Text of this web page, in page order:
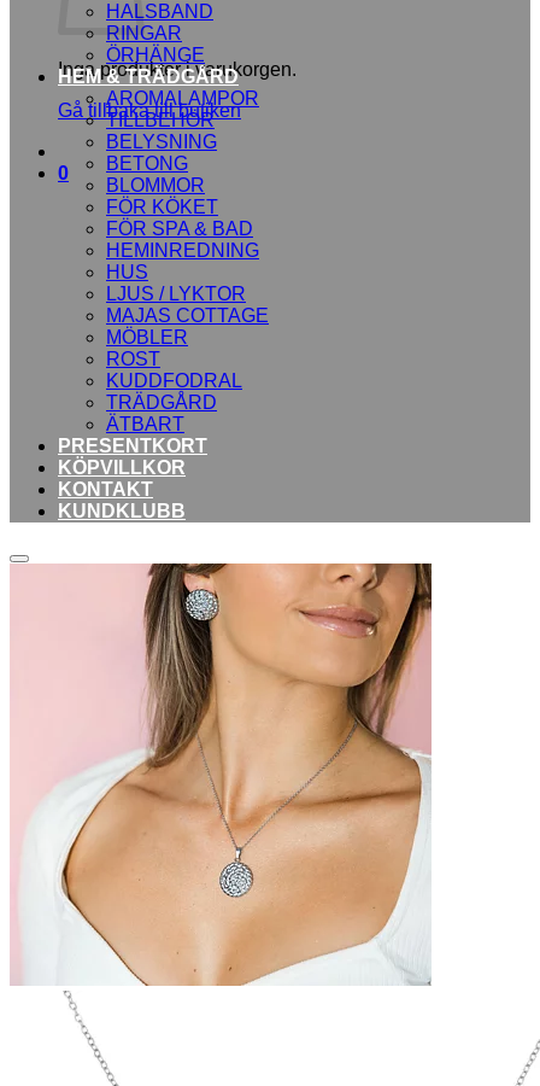
Inga produkter i varukorgen.
Gå tillbaka till butiken
0
HALSBAND
RINGAR
ÖRHÄNGE
HEM & TRÄDGÅRD
AROMALAMPOR
TILLBEHÖR
BELYSNING
BETONG
BLOMMOR
FÖR KÖKET
FÖR SPA & BAD
HEMINREDNING
HUS
LJUS / LYKTOR
MAJAS COTTAGE
MÖBLER
ROST
KUDDFODRAL
TRÄDGÅRD
ÄTBART
PRESENTKORT
KÖPVILLKOR
KONTAKT
KUNDKLUBB